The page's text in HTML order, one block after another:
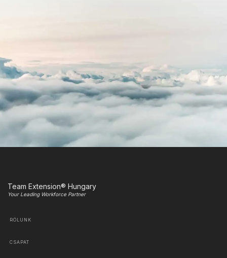
Team Extension® Hungary
Your Leading Workforce Partner
RÓLUNK
CSAPAT